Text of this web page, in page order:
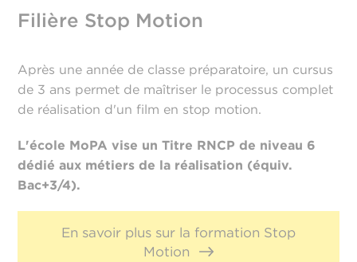
Filière Stop Motion
Après une année de classe préparatoire, un cursus
de 3 ans permet de maîtriser le processus complet
de réalisation d'un film en stop motion.
L'école MoPA vise un Titre RNCP de niveau 6
dédié aux métiers de la réalisation (équiv.
Bac+3/4).
En savoir plus sur la formation Stop
Motion